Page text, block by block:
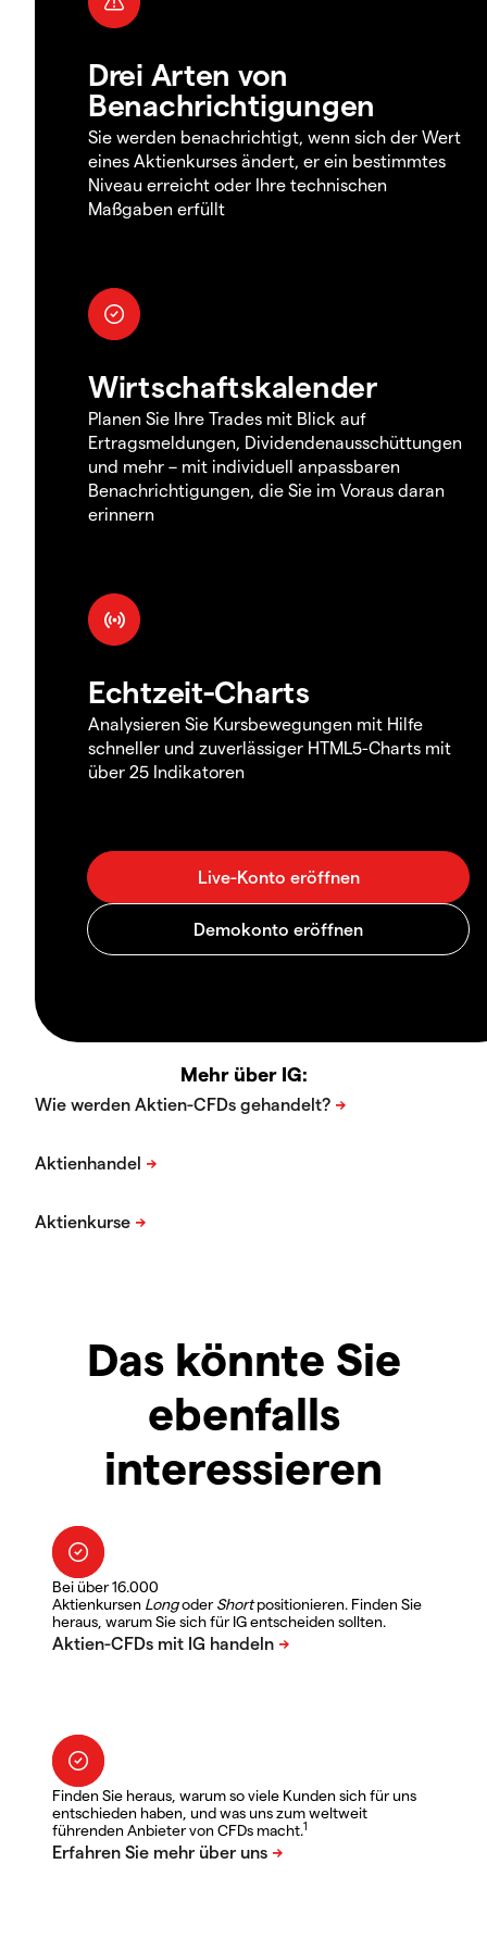
Drei Arten von
Benachrichtigungen
Sie werden benachrichtigt, wenn sich der Wert
eines Aktienkurses ändert, er ein bestimmtes
Niveau erreicht oder Ihre technischen
Maßgaben erfüllt
Wirtschaftskalender
Planen Sie Ihre Trades mit Blick auf
Ertragsmeldungen, Dividendenausschüttungen
und mehr – mit individuell anpassbaren
Benachrichtigungen, die Sie im Voraus daran
erinnern
Echtzeit-Charts
Analysieren Sie Kursbewegungen mit Hilfe
schneller und zuverlässiger HTML5-Charts mit
über 25 Indikatoren
Mehr über IG:
Das könnte Sie
ebenfalls
interessieren
Bei über 16.000
Aktienkursen LongoderShortpositionieren. Finden Sie
heraus, warum Sie sich für IG entscheiden sollten.
Finden Sie heraus, warum so viele Kunden sich für uns
entschieden haben, und was uns zum weltweit
führenden Anbieter von CFDs macht.1